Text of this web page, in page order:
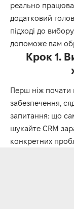
реально
додатковий
підході до
допоможе вам
Крок 1.
Перш ніж почати
забезпечення,
запитання: що
шукайте CRM
конкретних